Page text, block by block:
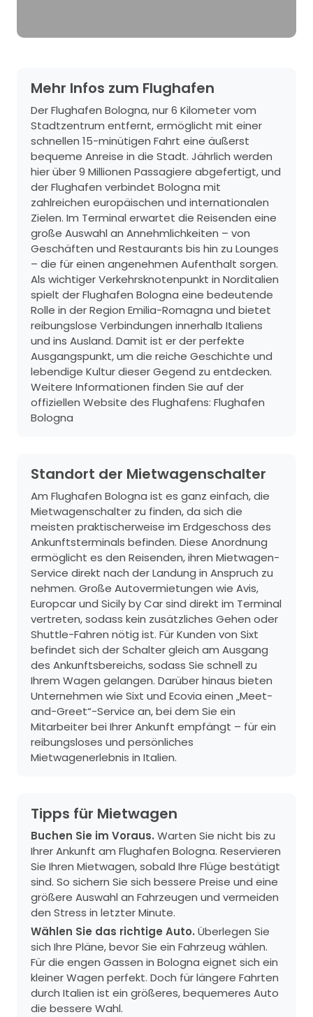
Mehr Infos zum Flughafen
Der Flughafen Bologna, nur 6 Kilometer vom
Stadtzentrum entfernt, ermöglicht mit einer
schnellen 15-minütigen Fahrt eine äußerst
bequeme Anreise in die Stadt. Jährlich werden
hier über 9 Millionen Passagiere abgefertigt, und
der Flughafen verbindet Bologna mit
zahlreichen europäischen und internationalen
Zielen. Im Terminal erwartet die Reisenden eine
große Auswahl an Annehmlichkeiten – von
Geschäften und Restaurants bis hin zu Lounges
– die für einen angenehmen Aufenthalt sorgen.
Als wichtiger Verkehrsknotenpunkt in Norditalien
spielt der Flughafen Bologna eine bedeutende
Rolle in der Region Emilia-Romagna und bietet
reibungslose Verbindungen innerhalb Italiens
und ins Ausland. Damit ist er der perfekte
Ausgangspunkt, um die reiche Geschichte und
lebendige Kultur dieser Gegend zu entdecken.
Weitere Informationen finden Sie auf der
offiziellen Website des Flughafens: Flughafen
Bologna
Standort der Mietwagenschalter
Am Flughafen Bologna ist es ganz einfach, die
Mietwagenschalter zu finden, da sich die
meisten praktischerweise im Erdgeschoss des
Ankunftsterminals befinden. Diese Anordnung
ermöglicht es den Reisenden, ihren Mietwagen-
Service direkt nach der Landung in Anspruch zu
nehmen. Große Autovermietungen wie Avis,
Europcar und Sicily by Car sind direkt im Terminal
vertreten, sodass kein zusätzliches Gehen oder
Shuttle-Fahren nötig ist. Für Kunden von Sixt
befindet sich der Schalter gleich am Ausgang
des Ankunftsbereichs, sodass Sie schnell zu
Ihrem Wagen gelangen. Darüber hinaus bieten
Unternehmen wie Sixt und Ecovia einen „Meet-
and-Greet“-Service an, bei dem Sie ein
Mitarbeiter bei Ihrer Ankunft empfängt – für ein
reibungsloses und persönliches
Mietwagenerlebnis in Italien.
Tipps für Mietwagen
Buchen Sie im Voraus. Warten Sie nicht bis zu
Ihrer Ankunft am Flughafen Bologna. Reservieren
Sie Ihren Mietwagen, sobald Ihre Flüge bestätigt
sind. So sichern Sie sich bessere Preise und eine
größere Auswahl an Fahrzeugen und vermeiden
den Stress in letzter Minute.
Wählen Sie das richtige Auto. Überlegen Sie
sich Ihre Pläne, bevor Sie ein Fahrzeug wählen.
Für die engen Gassen in Bologna eignet sich ein
kleiner Wagen perfekt. Doch für längere Fahrten
durch Italien ist ein größeres, bequemeres Auto
die bessere Wahl.